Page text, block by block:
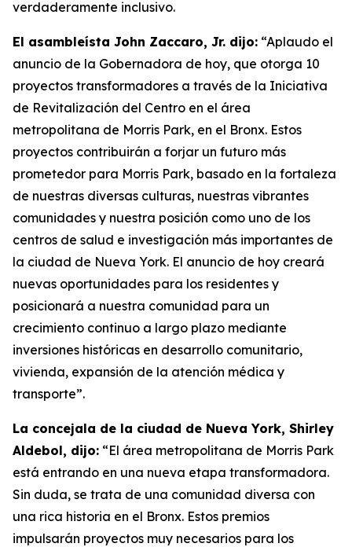
verdaderamente inclusivo.
El asambleísta John Zaccaro, Jr. dijo: “Aplaudo el
anuncio de la Gobernadora de hoy, que otorga 10
proyectos transformadores a través de la Iniciativa
de Revitalización del Centro en el área
metropolitana de Morris Park, en el Bronx. Estos
proyectos contribuirán a forjar un futuro más
prometedor para Morris Park, basado en la fortaleza
de nuestras diversas culturas, nuestras vibrantes
comunidades y nuestra posición como uno de los
centros de salud e investigación más importantes de
la ciudad de Nueva York. El anuncio de hoy creará
nuevas oportunidades para los residentes y
posicionará a nuestra comunidad para un
crecimiento continuo a largo plazo mediante
inversiones históricas en desarrollo comunitario,
vivienda, expansión de la atención médica y
transporte”.
La concejala de la ciudad de Nueva York, Shirley
Aldebol, dijo: “El área metropolitana de Morris Park
está entrando en una nueva etapa transformadora.
Sin duda, se trata de una comunidad diversa con
una rica historia en el Bronx. Estos premios
impulsarán proyectos muy necesarios para los